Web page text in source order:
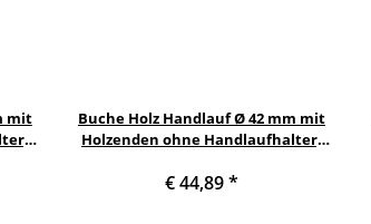
mit
Buche Holz Handlauf Ø 42 mm mit
Holzenden ohne Handlaufhalter,
€ 44,89*